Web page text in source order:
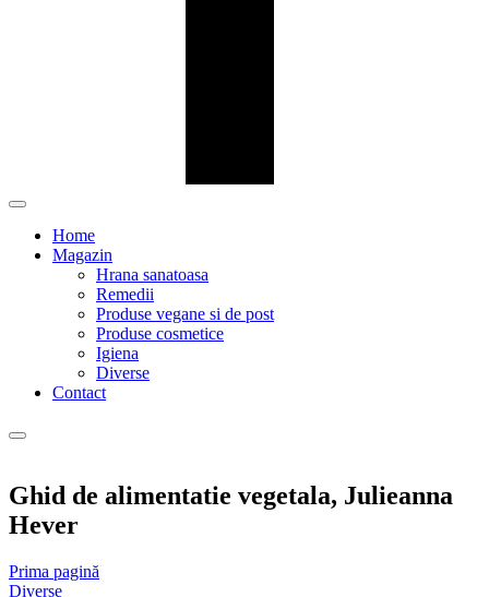
Home
Magazin
Hrana sanatoasa
Remedii
Produse vegane si de post
Produse cosmetice
Igiena
Diverse
Contact
Ghid de alimentatie vegetala, Julieanna
Hever
Prima pagină
Diverse